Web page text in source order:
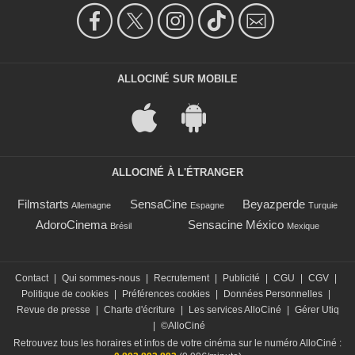
ALLOCINÉ SUR MOBILE
ALLOCINÉ À L'ÉTRANGER
Filmstarts Allemagne SensaCine Espagne Beyazperde Turquie
AdoroCinema Brésil Sensacine México Mexique
Contact Qui sommes-nous Recrutement Publicité CGU CGV
Politique de cookies
Préférences cookies Données Personnelles
Revue de presse
Charte d'écriture Les services AlloCiné
Gérer Utiq
©AlloCiné
Retrouvez tous les horaires et infos de votre cinéma sur le numéro AlloCiné :